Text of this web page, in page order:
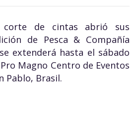
de cintas abrió sus
de Pesca & Compañía
extenderá hasta el sábado
Magno Centro de Eventos
Pablo, Brasil.